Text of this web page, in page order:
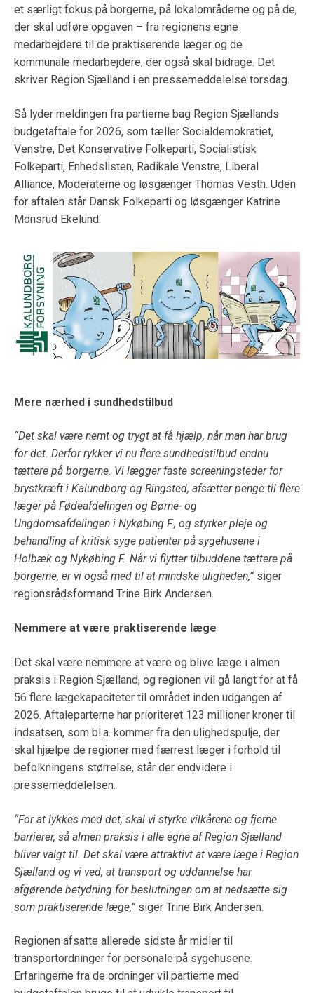
et særligt fokus på borgerne, på lokalområderne og på de,
der skal udføre opgaven – fra regionens egne
medarbejdere til de praktiserende læger og de
kommunale medarbejdere, der også skal bidrage. Det
skriver Region Sjælland i en pressemeddelelse torsdag.
Så lyder meldingen fra partierne bag Region Sjællands
budgetaftale for 2026, som tæller Socialdemokratiet,
Venstre, Det Konservative Folkeparti, Socialistisk
Folkeparti, Enhedslisten, Radikale Venstre, Liberal
Alliance, Moderaterne og løsgænger Thomas Vesth. Uden
for aftalen står Dansk Folkeparti og løsgænger Katrine
Monsrud Ekelund.
Mere nærhed i sundhedstilbud
“Det skal være nemt og trygt at få hjælp, når man har brug
for det. Derfor rykker vi nu flere sundhedstilbud endnu
tættere på borgerne. Vi lægger faste screeningsteder for
brystkræft i Kalundborg og Ringsted, afsætter penge til flere
læger på Fødeafdelingen og Børne- og
Ungdomsafdelingen i Nykøbing F., og styrker pleje og
behandling af kritisk syge patienter på sygehusene i
Holbæk og Nykøbing F. Når vi flytter tilbuddene tættere på
borgerne, er vi også med til at mindske uligheden,” siger
regionsrådsformand Trine Birk Andersen.
Nemmere at være praktiserende læge
Det skal være nemmere at være og blive læge i almen
praksis i Region Sjælland, og regionen vil gå langt for at få
56 flere lægekapaciteter til området inden udgangen af
2026. Aftaleparterne har prioriteret 123 millioner kroner til
indsatsen, som bl.a. kommer fra den ulighedspulje, der
skal hjælpe de regioner med færrest læger i forhold til
befolkningens størrelse, står der endvidere i
pressemeddelelsen.
“For at lykkes med det, skal vi styrke vilkårene og fjerne
barrierer, så almen praksis i alle egne af Region Sjælland
bliver valgt til. Det skal være attraktivt at være læge i Region
Sjælland og vi ved, at transport og uddannelse har
afgørende betydning for beslutningen om at nedsætte sig
som praktiserende læge,” siger Trine Birk Andersen.
Regionen afsatte allerede sidste år midler til
transportordninger for personale på sygehusene.
Erfaringerne fra de ordninger vil partierne med